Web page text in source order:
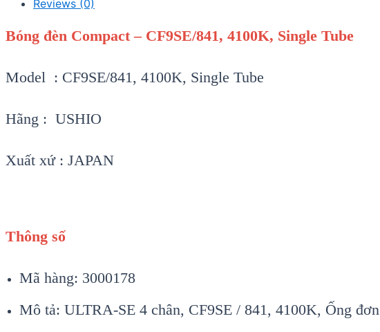
Reviews (0)
Bóng đèn Compact – CF9SE/841, 4100K, Single Tube
Model : CF9SE/841, 4100K, Single Tube
Hãng : USHIO
Xuất xứ : JAPAN
Thông số
Mã hàng: 3000178
Mô tả: ULTRA-SE 4 chân, CF9SE / 841, 4100K, Ống đơn